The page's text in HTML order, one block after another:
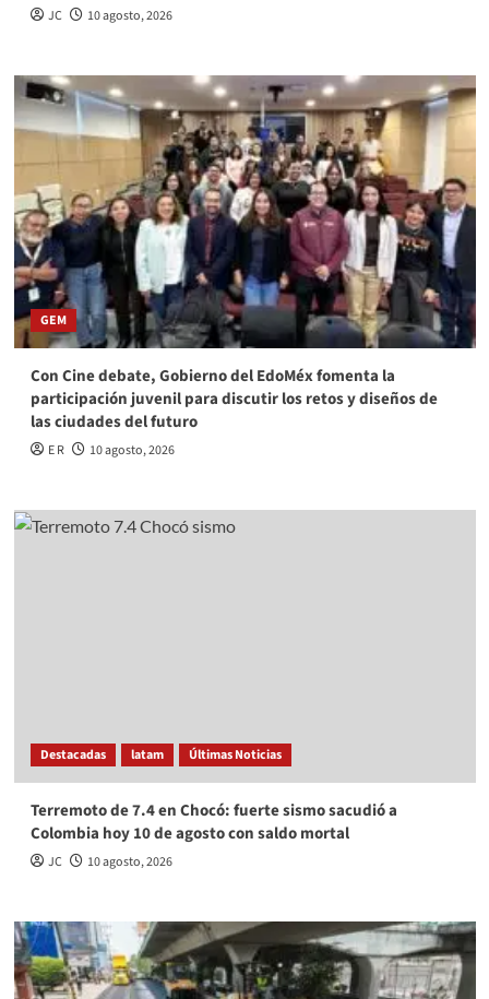
JC 10 agosto, 2026
GEM
Con Cine debate, Gobierno del EdoMéx fomenta la
participación juvenil para discutir los retos y diseños de
las ciudades del futuro
E R 10 agosto, 2026
Destacadas latam Últimas Noticias
Terremoto de 7.4 en Chocó: fuerte sismo sacudió a
Colombia hoy 10 de agosto con saldo mortal
JC 10 agosto, 2026